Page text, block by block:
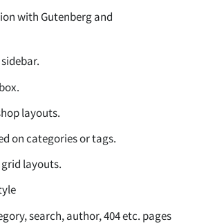
with Gutenberg and
layouts.
on categories or tags.
grid layouts.
search, author, 404 etc. pages